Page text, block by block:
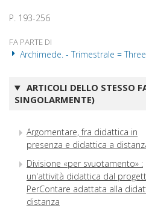
P. 193-256
FA PARTE DI
Archimede. - Trimestrale =
ARTICOLI DELLO STESSO
SINGOLARMENTE)
Argomentare, fra didattica in
presenza e didattica a
Divisione «per svuotamento» :
un'attività didattica dal
PerContare adattata alla
distanza